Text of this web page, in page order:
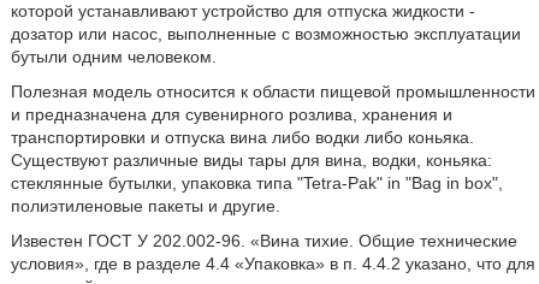
которой устанавливают устройство для отпуска жидкости -
дозатор или насос, выполненные с возможностью эксплуатации
бутыли одним человеком.
Полезная модель относится к области пищевой промышленности
и предназначена для сувенирного розлива, хранения и
транспортировки и отпуска вина либо водки либо коньяка.
Существуют различные виды тары для вина, водки, коньяка:
стеклянные бутылки, упаковка типа "Tetra-Pak" in "Bag in box",
полиэтиленовые пакеты и другие.
Известен ГОСТ У 202.002-96. «Вина тихие. Общие технические
условия», где в разделе 4.4 «Упаковка» в п. 4.4.2 указано, что для